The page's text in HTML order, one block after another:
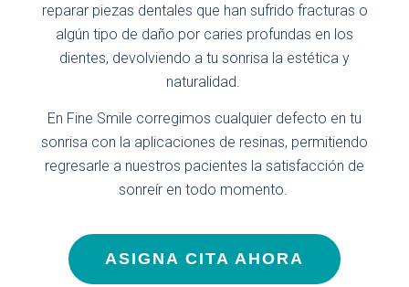
reparar piezas dentales que han sufrido fracturas o
algún tipo de daño por caries profundas en los
dientes, devolviendo a tu sonrisa la estética y
naturalidad.
En Fine Smile corregimos cualquier defecto en tu
sonrisa con la aplicaciones de resinas, permitiendo
regresarle a nuestros pacientes la satisfacción de
sonreír en todo momento.
ASIGNA CITA AHORA